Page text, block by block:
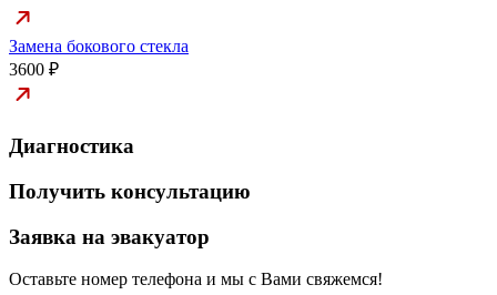
Замена бокового стекла
3600 ₽
Диагностика
Получить консультацию
Заявка на эвакуатор
Оставьте номер телефона и мы с Вами свяжемся!